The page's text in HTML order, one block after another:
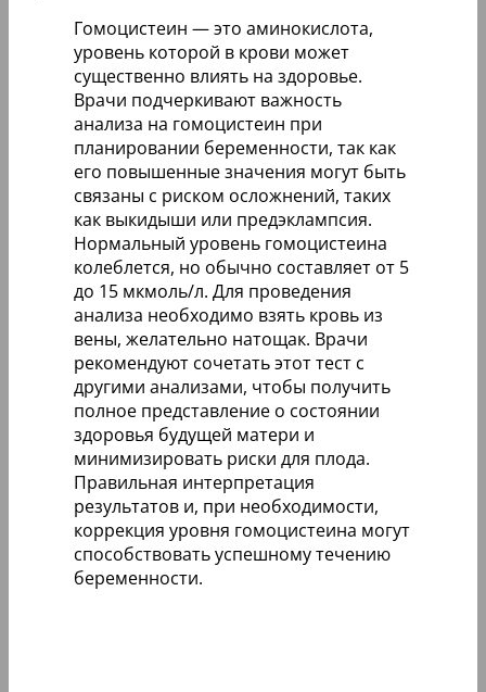
Гомоцистеин — это аминокислота,
уровень которой в крови может
существенно влиять на здоровье.
Врачи подчеркивают важность
анализа на гомоцистеин при
планировании беременности, так как
его повышенные значения могут быть
связаны с риском осложнений, таких
как выкидыши или предэклампсия.
Нормальный уровень гомоцистеина
колеблется, но обычно составляет от 5
до 15 мкмоль/л. Для проведения
анализа необходимо взять кровь из
вены, желательно натощак. Врачи
рекомендуют сочетать этот тест с
другими анализами, чтобы получить
полное представление о состоянии
здоровья будущей матери и
минимизировать риски для плода.
Правильная интерпретация
результатов и, при необходимости,
коррекция уровня гомоцистеина могут
способствовать успешному течению
беременности.